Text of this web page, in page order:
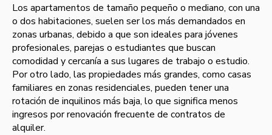
Los apartamentos de tamaño pequeño o mediano, con una
o dos habitaciones, suelen ser los más demandados en
zonas urbanas, debido a que son ideales para jóvenes
profesionales, parejas o estudiantes que buscan
comodidad y cercanía a sus lugares de trabajo o estudio.
Por otro lado, las propiedades más grandes, como casas
familiares en zonas residenciales, pueden tener una
rotación de inquilinos más baja, lo que significa menos
ingresos por renovación frecuente de contratos de
alquiler.